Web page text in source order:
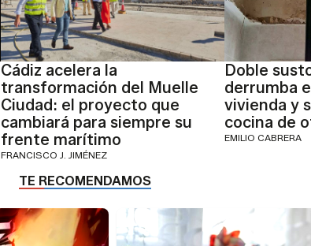
Cádiz acelera la
transformación del Muelle
Ciudad: el proyecto que
cambiará para siempre su
frente marítimo
FRANCISCO J. JIMÉNEZ
Doble
derrumba
vivienda y
cocina de
EMILIO CABRERA